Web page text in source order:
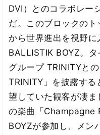
DVI）とのコラボレー
だ。このブロックの
から世界進出を視野
BALLISTIK BOYZ。
グループ TRINITYと
TRINITY」を披露する
望していた観客が凄
の楽曲「Champagne
BOYZが参加し、メン